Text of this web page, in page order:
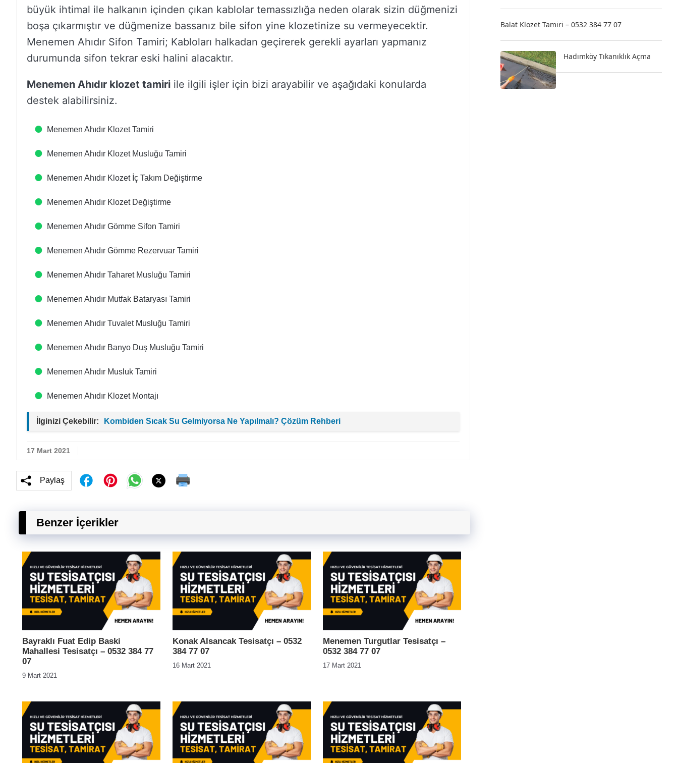
büyük ihtimal ile halkanın içinden çıkan kablolar temassızlığa neden olarak sizin düğmenizi
boşa çıkarmıştır ve düğmenize bassanız bile sifon yine klozetinize su vermeyecektir.
Menemen Ahıdır Sifon Tamiri; Kabloları halkadan geçirerek gerekli ayarları yapmanız
durumunda sifon tekrar eski halini alacaktır.
Menemen Ahıdır klozet tamiri ile ilgili işler için bizi arayabilir ve aşağıdaki konularda
destek alabilirsiniz.
Menemen Ahıdır Klozet Tamiri
Menemen Ahıdır Klozet Musluğu Tamiri
Menemen Ahıdır Klozet İç Takım Değiştirme
Menemen Ahıdır Klozet Değiştirme
Menemen Ahıdır Gömme Sifon Tamiri
Menemen Ahıdır Gömme Rezervuar Tamiri
Menemen Ahıdır Taharet Musluğu Tamiri
Menemen Ahıdır Mutfak Bataryası Tamiri
Menemen Ahıdır Tuvalet Musluğu Tamiri
Menemen Ahıdır Banyo Duş Musluğu Tamiri
Menemen Ahıdır Musluk Tamiri
Menemen Ahıdır Klozet Montajı
İlginizi Çekebilir: Kombiden Sıcak Su Gelmiyorsa Ne Yapılmalı? Çözüm Rehberi
17 Mart 2021
Paylaş
Benzer İçerikler
Bayraklı Fuat Edip Baski
Mahallesi Tesisatçı – 0532 384 77
07
9 Mart 2021
Konak Alsancak Tesisatçı – 0532
384 77 07
16 Mart 2021
Menemen Turgutlar Tesisatçı –
0532 384 77 07
17 Mart 2021
Balat Klozet Tamiri – 0532 384 77 07
Hadımköy Tıkanıklık Açma